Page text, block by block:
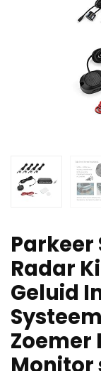
Parkeer
Radar
Geluid
Zoemer